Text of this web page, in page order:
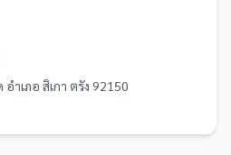
ำเภอ สิเกา ตรัง 92150